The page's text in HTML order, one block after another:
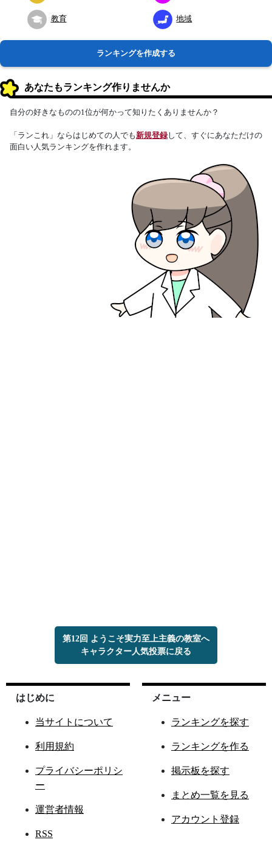
教育 地域
ランキングを作成する
あなたもランキング作りませんか
自分の好きなものの1位が何かって知りたくありませんか？
「ランこれ」ならはじめての人でも新規登録して、すぐにあなただけの
面白い人気ランキングを作れます。
第12回 ようこそ実力至上主義の教室へ
キャラクター人気投票に戻る
はじめに
当サイトについて
利用規約
プライバシーポリシ
ー
運営者情報
RSS
メニュー
ランキングを探す
ランキングを作る
掲示板を探す
まとめ一覧を見る
アカウント登録